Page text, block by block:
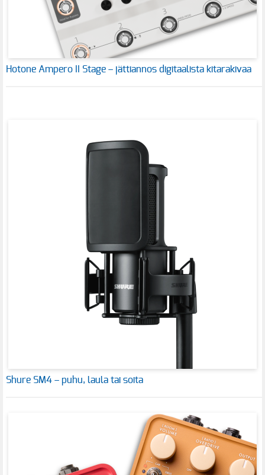
Hotone Ampero II Stage – jättiannos digitaalista kitarakivaa
Shure SM4 – puhu, laula tai soita